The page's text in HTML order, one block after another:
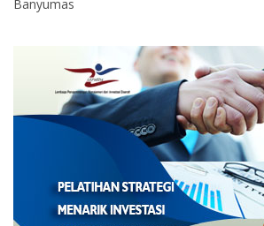
Banyumas